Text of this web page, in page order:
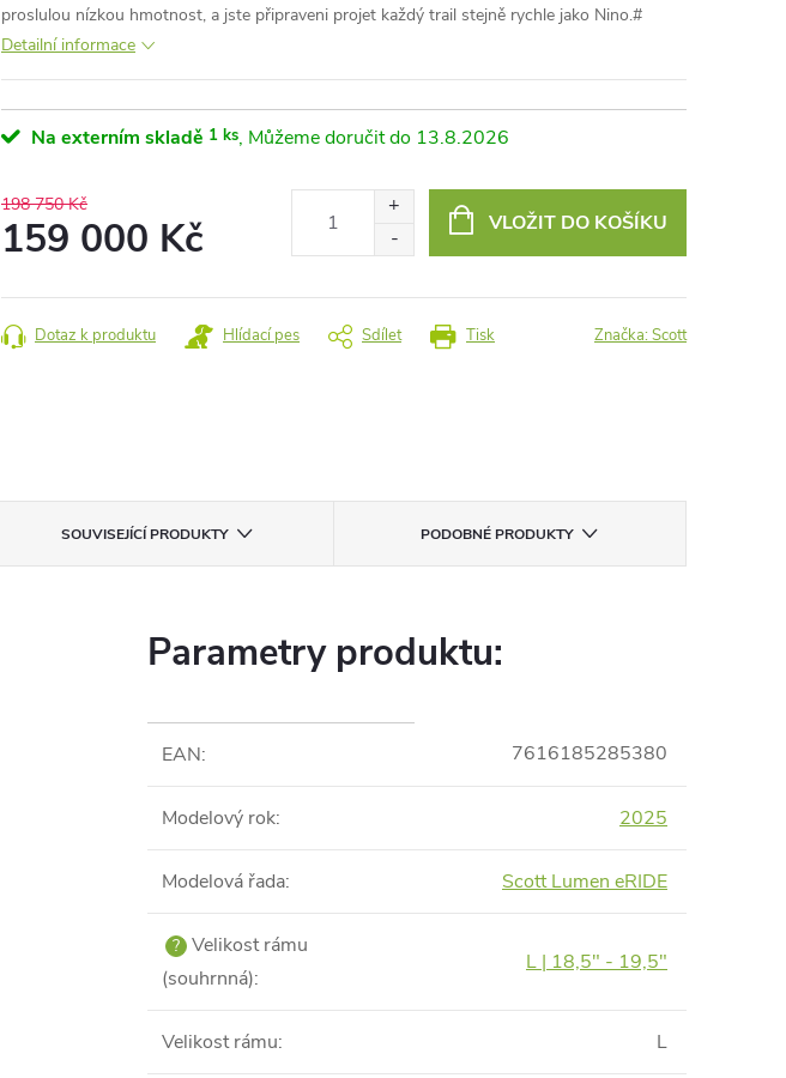
proslulou nízkou hmotnost, a jste připraveni projet každý trail stejně rychle jako Nino.#
Detailní informace
Na externím skladě 1 ks 13.8.2026
198 750 Kč
159 000 Kč
cena:
VLOŽIT DO KOŠÍKU
Tisk
Dotaz k produktu Hlídací pes Sdílet Značka:Scott
SOUVISEJÍCÍ PRODUKTY PODOBNÉ PRODUKTY
Parametry produktu:
EAN: 7616185285380
Modelový rok: 2025
Modelová řada: Scott Lumen eRIDE
? Velikost rámu
(souhrnná):
L | 18,5" - 19,5"
Velikost rámu: L